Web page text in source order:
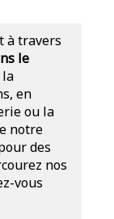
à travers
le
la
en
ou la
notre
des
nos
vous